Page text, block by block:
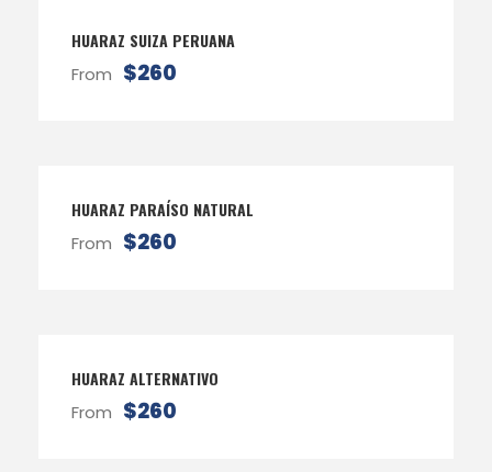
HUARAZ SUIZA PERUANA
From $260
HUARAZ PARAÍSO NATURAL
From $260
HUARAZ ALTERNATIVO
From $260